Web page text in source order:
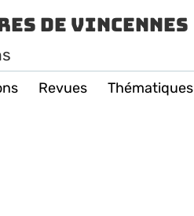
de Vincennes
Revues Thématiques